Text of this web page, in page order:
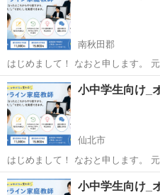
ています。...
南秋田郡
はじめまして！ なおと申します。 元々は大手学習塾で講師をしてお
り、現在はフリーで家庭教師をしております。 「出
ろからやり直す」 「わからないとこ
ています。...
秋田 南秋田郡 家庭教師
小中学生向け_
仙北市
はじめまして！ なおと申します。 元々は大手学習塾で講師をしてお
り、現在はフリーで家庭教師をしております。 「出
ろからやり直す」 「わからないとこ
秋田 仙北市 家庭教師
小中学生向け_